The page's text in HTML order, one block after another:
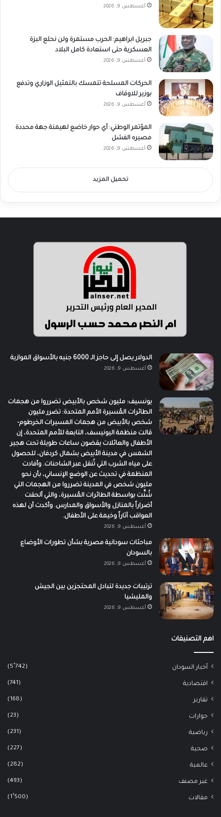
أغسطس 9, 2026
جبريل ابراهيم: الحرب مستمرة ولن نحلع البزة
العسكرية حتى استعادة كامل البلاد
أغسطس 9, 2026
الحركات المسلحة تتمسك بالتمثيل الوزاري وتدفع
بوزير للاوقاف
أغسطس 9, 2026
المؤتمر الوطني: أي حوار خاضع لهيمنة جهة محددة
مصيره الفشل
أغسطس 9, 2026
تحميل المزيد
الدولار يصل إلى حاجز الـ 6000 جنيه بالأسواق الموازية
أغسطس 9, 2026
يونسيف: مليون شخص بالأبيض تضرروا من هجمات
الطائرات المُسيرة الأمم المتحدة: تضرر مليون
شخص بالأبيض من هجمات المسيرات الخرطوم-
قالت منظمة اليونيسف، التابعة للأمم المتحدة، إن
الأطفال والعائلات يقضون ساعات طويلة تحت هجير
الشمس في مدينة الأبيض بشمال كردفان، للحصول
على مياه الشرب التي تُنقل عبر الشاحنات. وأفادت
المنظمة في تحديث عن الوضع الإنساني، بأن نحو
مليون شخص في المدينة تضرروا من الهجمات التي
شُنَّت بواسطة الطائرات المُسيرة، والتي ألحقت
أضراراً بالمنازل والأسواق والمدارس. وأكدت أن لهذه
العواقب آثاراً وخيمة على الأطفال.
أغسطس 9, 2026
مباحثات سودانية مصرية بشأن تطورات الأوضاع
بالسودان
أغسطس 9, 2026
ترتيبات جديدة لتبادل المحتجزين بين الجيش
والمليشيا
أغسطس 9, 2026
اهم التصنيفات
أخبار السودان (5٬742)
اقتصادية (741)
تقارير (168)
حوارات (23)
رياضية (231)
صحية (227)
عالمية (282)
غير مصنف (493)
مقالات (1٬500)